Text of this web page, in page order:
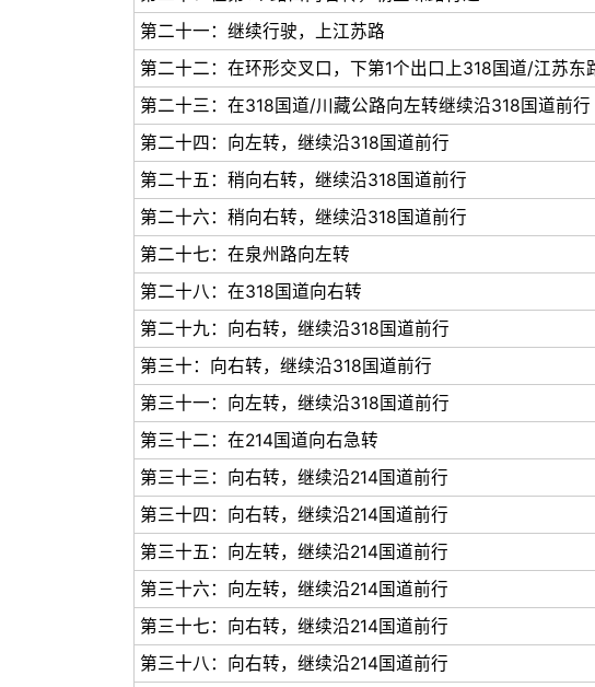
第二十一：继续行驶，上江苏路
第二十二：在环形交叉口，下第1个出口上318国道/江苏东
第二十三：在318国道/川藏公路向左转继续沿318国道前行
第二十四：向左转，继续沿318国道前行
第二十五：稍向右转，继续沿318国道前行
第二十六：稍向右转，继续沿318国道前行
第二十七：在泉州路向左转
第二十八：在318国道向右转
第二十九：向右转，继续沿318国道前行
第三十：向右转，继续沿318国道前行
第三十一：向左转，继续沿318国道前行
第三十二：在214国道向右急转
第三十三：向右转，继续沿214国道前行
第三十四：向右转，继续沿214国道前行
第三十五：向左转，继续沿214国道前行
第三十六：向左转，继续沿214国道前行
第三十七：向右转，继续沿214国道前行
第三十八：向右转，继续沿214国道前行